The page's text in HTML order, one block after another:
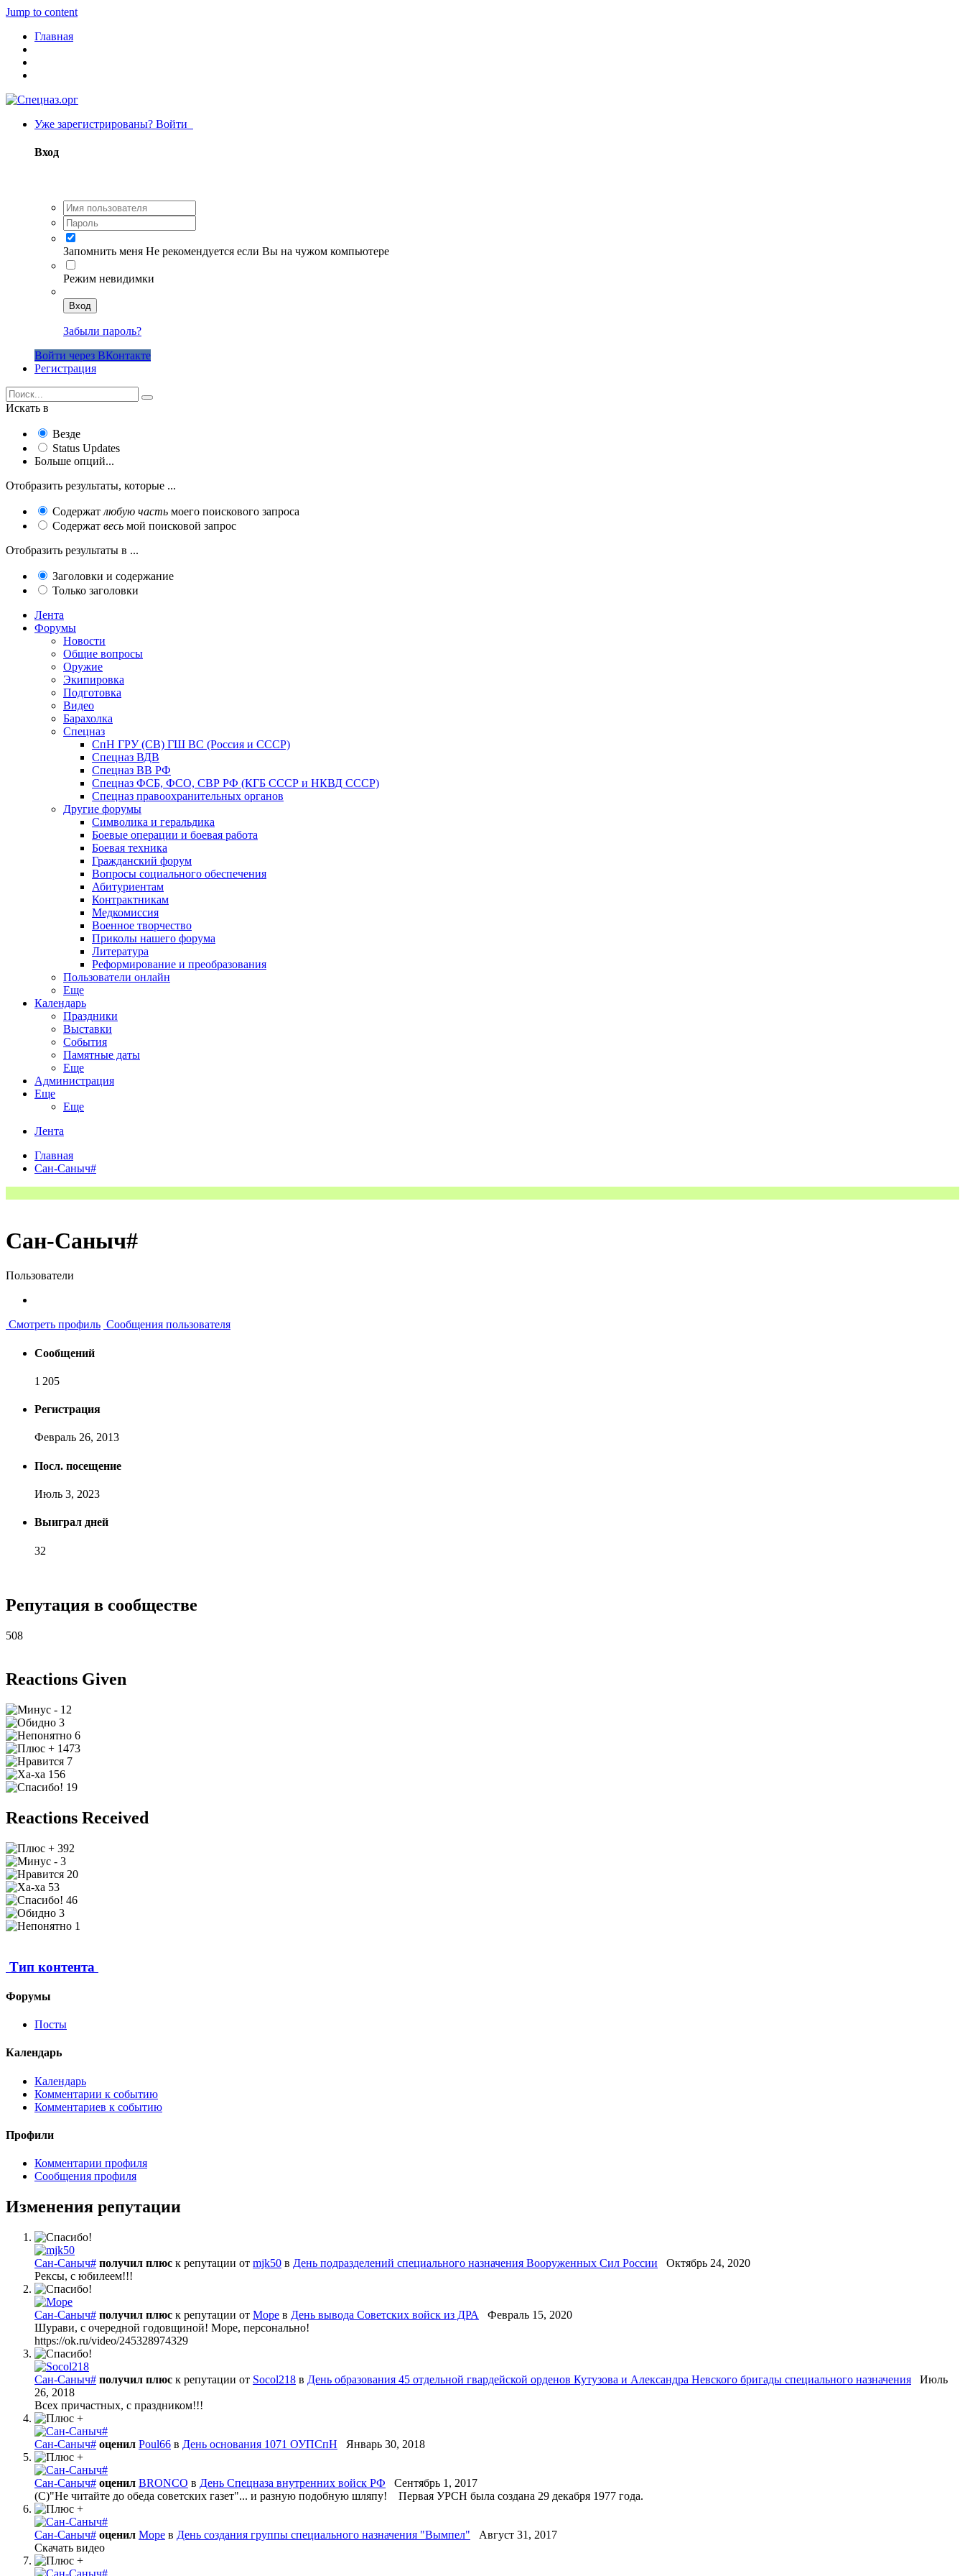
Jump to content
Главная
Уже зарегистрированы? Войти
Вход
Запомнить меня Не рекомендуется если Вы на чужом компьютере
Режим невидимки
Вход
Забыли пароль?
Войти через ВКонтакте
Регистрация
Искать в
Везде
Status Updates
Больше опций...
Отобразить результаты, которые ...
Содержат любую часть моего поискового запроса
Содержат весь мой поисковой запрос
Отобразить результаты в ...
Заголовки и содержание
Только заголовки
Лента
Форумы
Новости
Общие вопросы
Оружие
Экипировка
Подготовка
Видео
Барахолка
Спецназ
СпН ГРУ (СВ) ГШ ВС (Россия и СССР)
Спецназ ВДВ
Спецназ ВВ РФ
Спецназ ФСБ, ФСО, СВР РФ (КГБ СССР и НКВД СССР)
Спецназ правоохранительных органов
Другие форумы
Символика и геральдика
Боевые операции и боевая работа
Боевая техника
Гражданский форум
Вопросы социального обеспечения
Абитуриентам
Контрактникам
Медкомиссия
Военное творчество
Приколы нашего форума
Литература
Реформирование и преобразования
Пользователи онлайн
Еще
Календарь
Праздники
Выставки
События
Памятные даты
Еще
Администрация
Еще
Еще
Лента
Главная
Сан-Саныч#
Сан-Саныч#
Пользователи
Смотреть профиль Сообщения пользователя
Сообщений
1 205
Регистрация
Февраль 26, 2013
Посл. посещение
Июль 3, 2023
Выиграл дней
32
Репутация в сообществе
508
Reactions Given
12
3
6
1473
7
156
19
Reactions Received
392
3
20
53
46
3
1
Тип контента
Форумы
Посты
Календарь
Календарь
Комментарии к событию
Комментариев к событию
Профили
Комментарии профиля
Сообщения профиля
Изменения репутации
Сан-Саныч# получил плюс к репутации от mjk50 в День подразделений специального назначения Вооруженных Сил России
Октябрь 24, 2020
Рексы, с юбилеем!!!
Сан-Саныч# получил плюс к репутации от Море в День вывода Советских войск из ДРА
Февраль 15, 2020
Шурави, с очередной годовщиной! Море, персонально!
https://ok.ru/video/245328974329
Сан-Саныч# получил плюс к репутации от Socol218 в День образования 45 отдельной гвардейской орденов Кутузова и Александра Невского бригады специального назначения
Июль
26, 2018
Всех причастных, с праздником!!!
Сан-Саныч# оценил Poul66 в День основания 1071 ОУПСпН Январь 30, 2018
Сан-Саныч# оценил BRONCO в День Спецназа внутренних войск РФ
Сентябрь 1, 2017
(С)"Не читайте до обеда советских газет"... и разную подобную шляпу! Первая УРСН была создана 29 декабря 1977 года.
Сан-Саныч# оценил Море в День создания группы специального назначения "Вымпел"
Август 31, 2017
Скачать видео